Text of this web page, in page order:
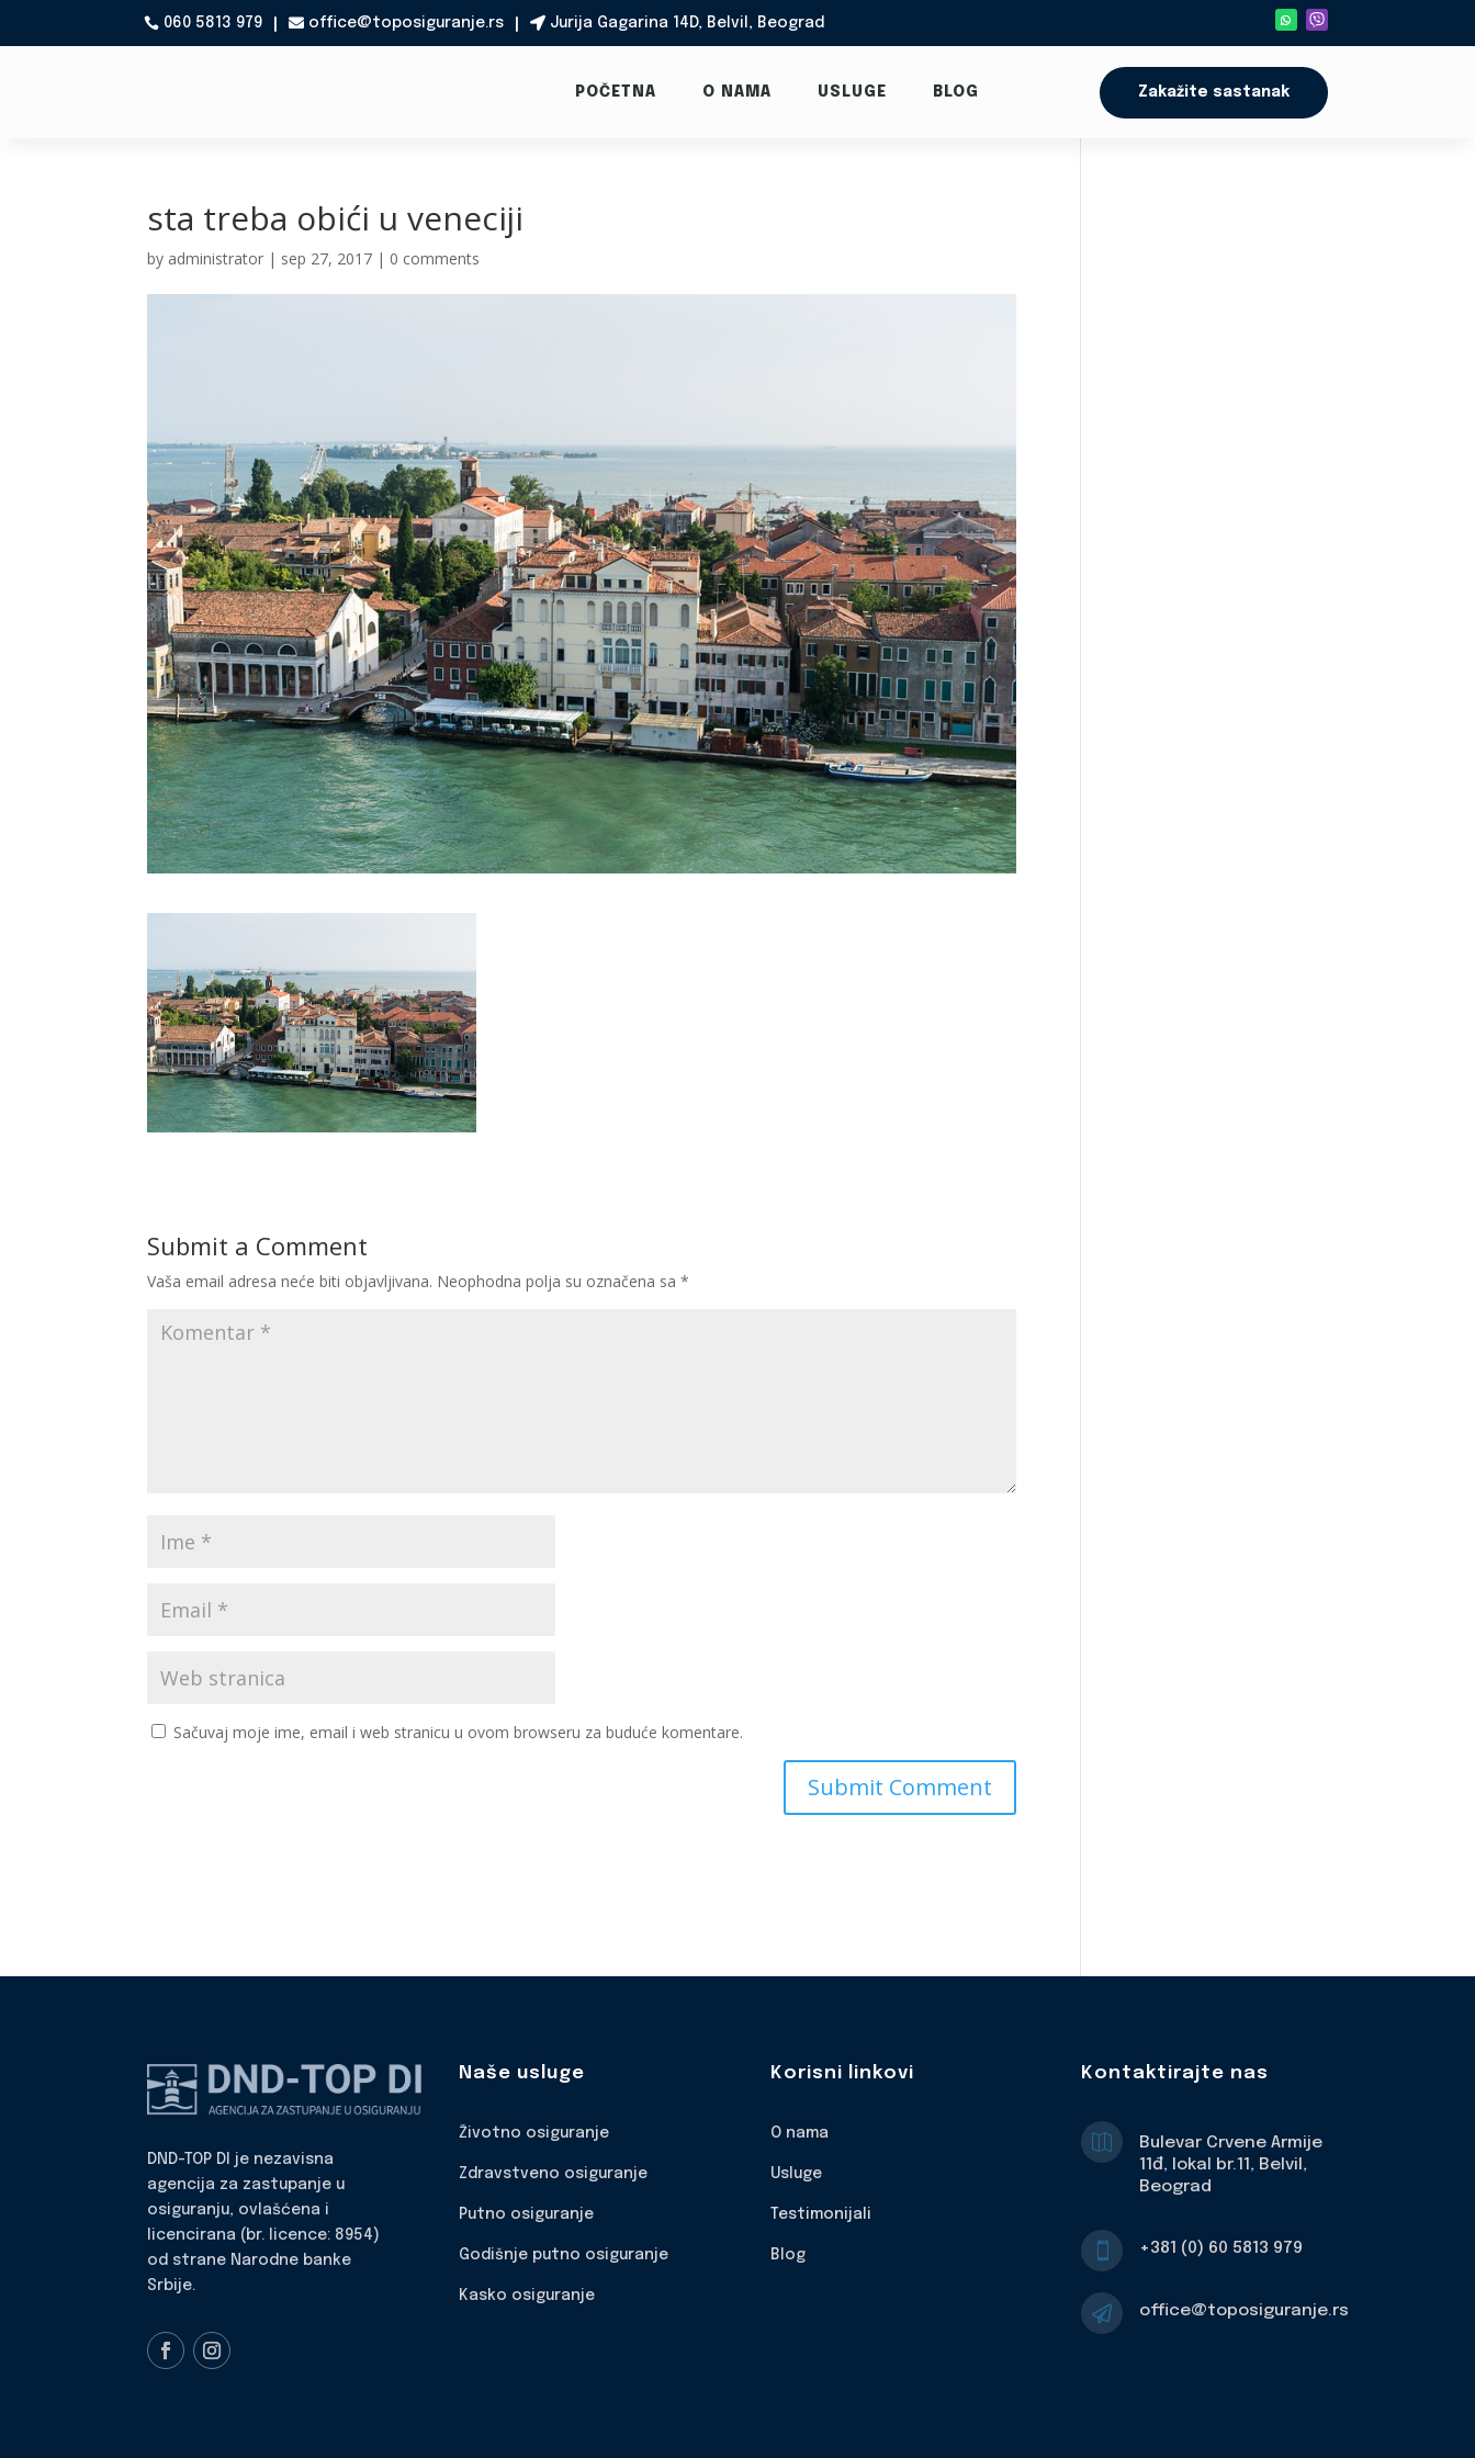
060 5813 979  office@toposiguranje.rs Jurija Gagarina 14D, Belvil, Beograd
POČETNA O NAMA USLUGE BLOG Zakažite sastanak
sta treba obići u veneciji
by administrator | sep 27, 2017 | 0 comments
Submit a Comment
Vaša email adresa neće biti objavljivana. Neophodna polja su označena sa*
Sačuvaj moje ime, email i web stranicu u ovom browseru za buduće komentare.
DND-TOP DI je nezavisna
agencija za zastupanje u
osiguranju, ovlašćena i
licencirana (br. licence: 8954)
od strane Narodne banke
Srbije.
Naše usluge
Životno osiguranje
Zdravstveno osiguranje
Putno osiguranje
Godišnje putno osiguranje
Kasko osiguranje
Korisni linkovi
O nama
Usluge
Testimonijali
Blog
Kontaktirajte nas
Bulevar Crvene Armije
11đ, lokal br.11, Belvil,
Beograd
+381 (0) 60 5813 979
 office@toposiguranje.rs